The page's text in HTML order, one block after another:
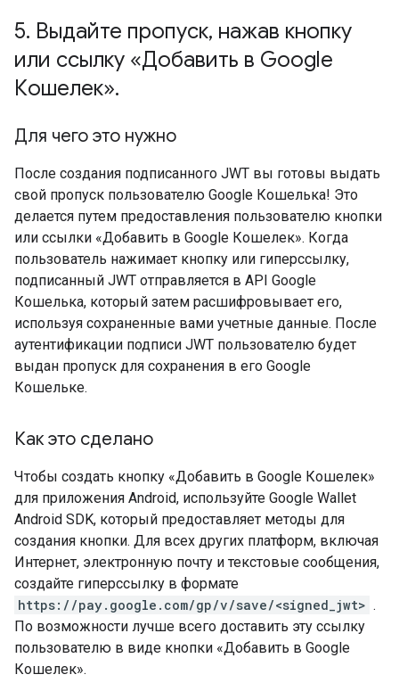
5. Выдайте пропуск, нажав кнопку
или ссылку «Добавить в Google
Кошелек».
Для чего это нужно
После создания подписанного JWT вы готовы выдать
свой пропуск пользователю Google Кошелька! Это
делается путем предоставления пользователю кнопки
или ссылки «Добавить в Google Кошелек». Когда
пользователь нажимает кнопку или гиперссылку,
подписанный JWT отправляется в API Google
Кошелька, который затем расшифровывает его,
используя сохраненные вами учетные данные. После
аутентификации подписи JWT пользователю будет
выдан пропуск для сохранения в его Google
Кошельке.
Как это сделано
Чтобы создать кнопку «Добавить в Google Кошелек»
для приложения Android, используйте Google Wallet
Android SDK, который предоставляет методы для
создания кнопки. Для всех других платформ, включая
Интернет, электронную почту и текстовые сообщения,
создайте гиперссылку в формате
https://pay.google.com/gp/v/save/<signed_jwt> .
По возможности лучше всего доставить эту ссылку
пользователю в виде кнопки «Добавить в Google
Кошелек».